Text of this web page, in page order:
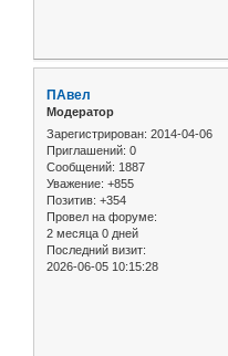
ПАвел
Модератор
Зарегистрирован: 2014-04-06
Приглашений: 0
Сообщений: 1887
Уважение: +855
Позитив: +354
Провел на форуме:
2 месяца 0 дней
Последний визит:
2026-06-05 10:15:28